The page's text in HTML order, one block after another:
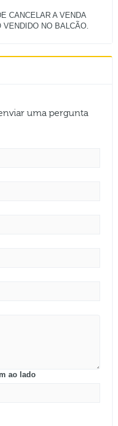
CANCELAR A VENDA
uma pergunta
ao lado